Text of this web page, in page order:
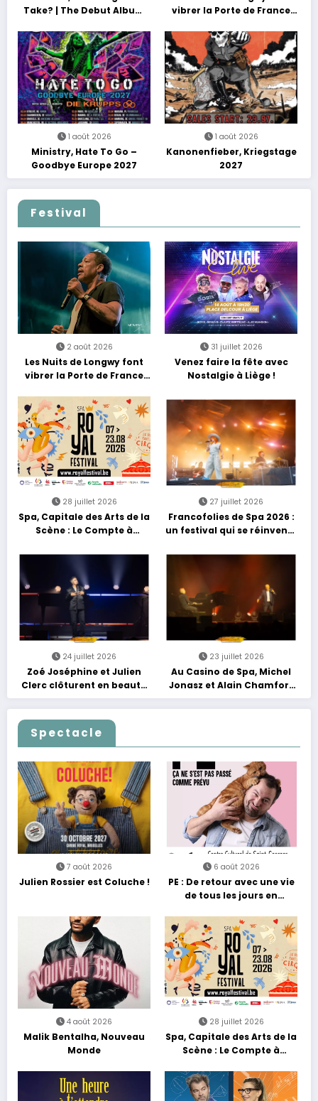
Take? | The Debut Album
vibrer la Porte de France
découvertes et énergie
reggae
1 août 2026
Ministry, Hate To Go –
Goodbye Europe 2027
1 août 2026
Kanonenfieber, Kriegstage
2027
Festival
2 août 2026
Les Nuits de Longwy font
vibrer la Porte de France
découvertes et énergie
reggae
31 juillet 2026
Venez faire la fête avec
Nostalgie à Liège !
28 juillet 2026
Spa, Capitale des Arts de la
Scène : Le Compte à
27 juillet 2026
Francofolies de Spa 2026 :
un festival qui se réinvente
grands moments de scène
24 juillet 2026
Zoé Joséphine et Julien
Clerc clôturent en beauté
Les Nuits Francofolies au
Casino
23 juillet 2026
Au Casino de Spa, Michel
Jonasz et Alain Chamfort
célèbrent le temps qui
passe… sans jamais céder
Spectacle
7 août 2026
Julien Rossier est Coluche !
6 août 2026
PE : De retour avec une vie
de tous les jours en
4 août 2026
Malik Bentalha, Nouveau
Monde
28 juillet 2026
Spa, Capitale des Arts de la
Scène : Le Compte à